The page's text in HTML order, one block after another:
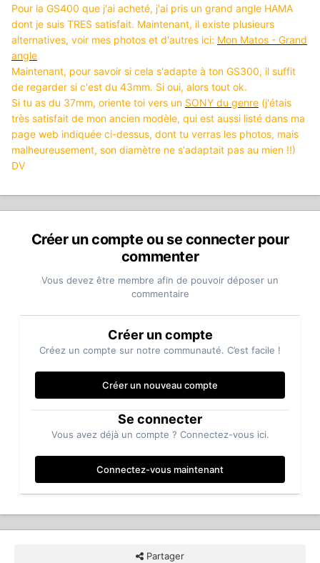
Pour la GS400 que j'ai acheté, j'ai pris un grand angle HAMA
dont je suis TRES satisfait. Maintenant, il existe plusieurs
alternatives, voir mes photos et d'autres ici: Mon Matos - Grand
angle
Maintenant, pour savoir si cela s'adapte à ton GS300, il suffit
de regarder si c'est du 43mm. Si oui, alors tout ok.
Si tu as du 37mm, oriente toi vers un SONY du genre (j'étais
très satisfait de mon ancien modèle, qui est aussi listé dans ma
page web indiquée ci-dessus, dont tu verras les photos, mais
malheureusement, son diamètre ne s'adaptait pas au mien !!)
DV
Créer un compte ou se connecter pour
commenter
Vous devez être membre afin de pouvoir déposer un
commentaire
Créer un compte
Créez un compte sur notre communauté. C’est facile !
Créer un nouveau compte
Se connecter
Vous avez déjà un compte ? Connectez-vous ici.
Connectez-vous maintenant
Partager